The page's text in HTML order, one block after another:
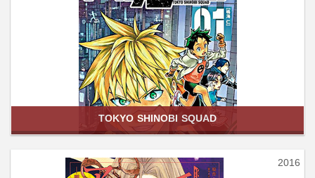
TOKYO SHINOBI SQUAD
2016